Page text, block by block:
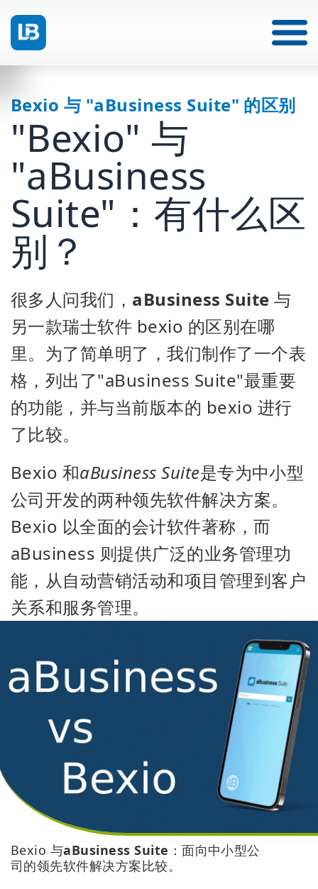
Bexio 与 "aBusiness Suite" 的区别
"Bexio" 与
"aBusiness
Suite"：有什么区
别？
很多人问我们， aBusiness Suite 与
另一款瑞士软件 bexio 的区别在哪
里。为了简单明了，我们制作了一个表
格，列出了"aBusiness Suite"最重要
的功能，并与当前版本的 bexio 进行
了比较。
Bexio 和aBusiness Suite是专为中小型
公司开发的两种领先软件解决方案。
Bexio 以全面的会计软件著称，而
aBusiness 则提供广泛的业务管理功
能，从自动营销活动和项目管理到客户
关系和服务管理。
Bexio 与aBusiness Suite ：面向中小型公
司的领先软件解决方案比较。